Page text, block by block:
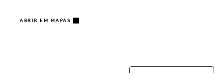
ABRIR EM MAPAS